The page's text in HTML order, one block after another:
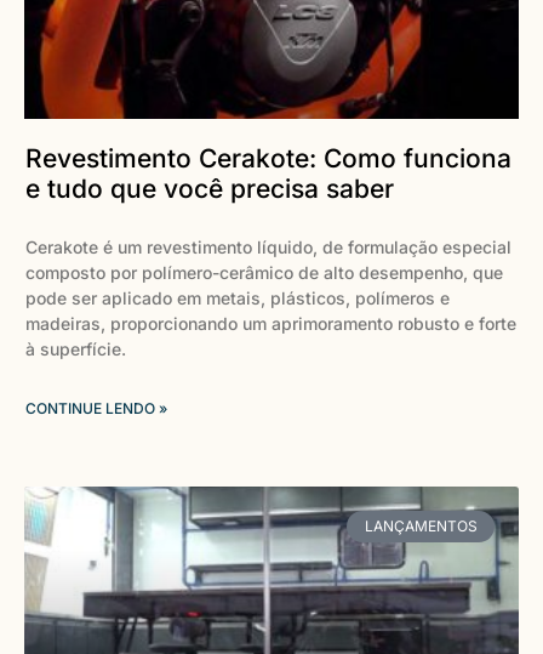
Revestimento Cerakote: Como funciona
e tudo que você precisa saber
Cerakote é um revestimento líquido, de formulação especial
composto por polímero-cerâmico de alto desempenho, que
pode ser aplicado em metais, plásticos, polímeros e
madeiras, proporcionando um aprimoramento robusto e forte
à superfície.
CONTINUE LENDO »
LANÇAMENTOS